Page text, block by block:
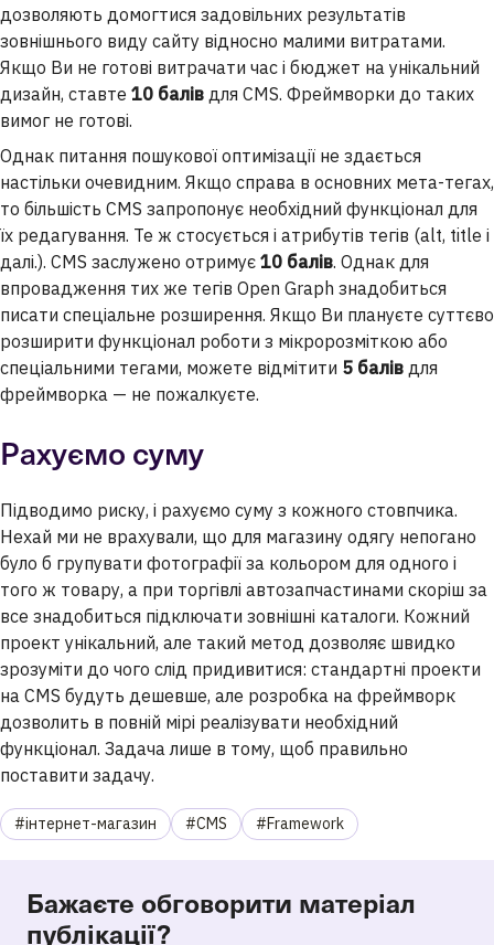
дозволяють домогтися задовільних результатів
зовнішнього виду сайту відносно малими витратами.
Якщо Ви не готові витрачати час і бюджет на унікальний
дизайн, ставте 10 балів для CMS. Фреймворки до таких
вимог не готові.
Однак питання пошукової оптимізації не здається
настільки очевидним. Якщо справа в основних мета-тегах,
то більшість CMS запропонує необхідний функціонал для
їх редагування. Те ж стосується і атрибутів тегів (alt, title і
далі.). CMS заслужено отримує 10 балів. Однак для
впровадження тих же тегів Open Graph знадобиться
писати спеціальне розширення. Якщо Ви плануєте суттєво
розширити функціонал роботи з мікророзміткою або
спеціальними тегами, можете відмітити 5 балів для
фреймворка — не пожалкуєте.
Рахуємо суму
Підводимо риску, і рахуємо суму з кожного стовпчика.
Нехай ми не врахували, що для магазину одягу непогано
було б групувати фотографії за кольором для одного і
того ж товару, а при торгівлі автозапчастинами скоріш за
все знадобиться підключати зовнішні каталоги. Кожний
проект унікальний, але такий метод дозволяє швидко
зрозуміти до чого слід придивитися: стандартні проекти
на CMS будуть дешевше, але розробка на фреймворк
дозволить в повній мірі реалізувати необхідний
функціонал. Задача лише в тому, щоб правильно
поставити задачу.
#інтернет-магазин #CMS #Framework
Бажаєте обговорити матеріал
публікації?